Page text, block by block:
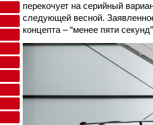
перекочует на серийный
следующей весной.
концепта – “менее пяти